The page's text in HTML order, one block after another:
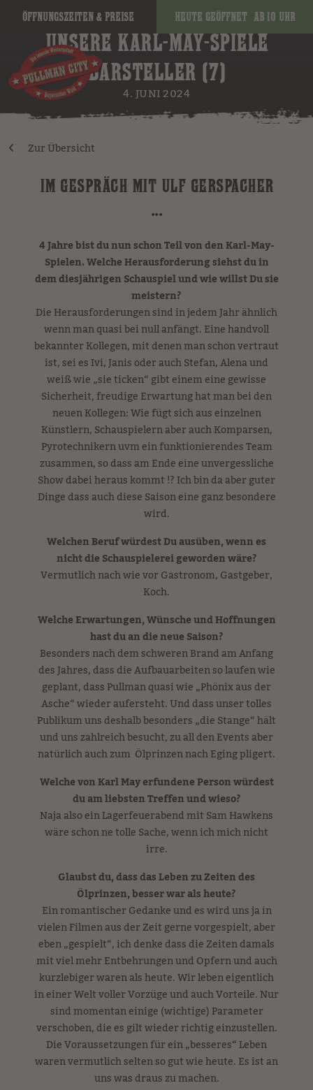
Öffnungszeiten & Preise Heute geöffnet ab 10 Uhr
UNSERE KARL-MAY-SPIELE
DARSTELLER (7)
4. JUNI 2024
Zur Übersicht
IM GESPRÄCH MIT ULF GERSPACHER
...
4 Jahre bist du nun schon Teil von den Karl-May-
Spielen. Welche Herausforderung siehst du in
dem diesjährigen Schauspiel und wie willst Du sie
meistern?
Die Herausforderungen sind in jedem Jahr ähnlich
wenn man quasi bei null anfängt. Eine handvoll
bekannter Kollegen, mit denen man schon vertraut
ist, sei es Ivi, Janis oder auch Stefan, Alena und
weiß wie „sie ticken“ gibt einem eine gewisse
Sicherheit, freudige Erwartung hat man bei den
neuen Kollegen: Wie fügt sich aus einzelnen
Künstlern, Schauspielern aber auch Komparsen,
Pyrotechnikern uvm ein funktionierendes Team
zusammen, so dass am Ende eine unvergessliche
Show dabei heraus kommt !? Ich bin da aber guter
Dinge dass auch diese Saison eine ganz besondere
wird.
Welchen Beruf würdest Du ausüben, wenn es
nicht die Schauspielerei geworden wäre?
Vermutlich nach wie vor Gastronom, Gastgeber,
Koch.
Welche Erwartungen, Wünsche und Hoffnungen
hast du an die neue Saison?
Besonders nach dem schweren Brand am Anfang
des Jahres, dass die Aufbauarbeiten so laufen wie
geplant, dass Pullman quasi wie „Phönix aus der
Asche“ wieder aufersteht. Und dass unser tolles
Publikum uns deshalb besonders „die Stange“ hält
und uns zahlreich besucht, zu all den Events aber
natürlich auch zum Ölprinzen nach Eging pligert.
Welche von Karl May erfundene Person würdest
du am liebsten Treffen und wieso?
Naja also ein Lagerfeuerabend mit Sam Hawkens
wäre schon ne tolle Sache, wenn ich mich nicht
irre.
Glaubst du, dass das Leben zu Zeiten des
Ölprinzen, besser war als heute?
Ein romantischer Gedanke und es wird uns ja in
vielen Filmen aus der Zeit gerne vorgespielt, aber
eben „gespielt“, ich denke dass die Zeiten damals
mit viel mehr Entbehrungen und Opfern und auch
kurzlebiger waren als heute. Wir leben eigentlich
in einer Welt voller Vorzüge und auch Vorteile. Nur
sind momentan einige (wichtige) Parameter
verschoben, die es gilt wieder richtig einzustellen.
Die Voraussetzungen für ein „besseres“ Leben
waren vermutlich selten so gut wie heute. Es ist an
uns was draus zu machen.